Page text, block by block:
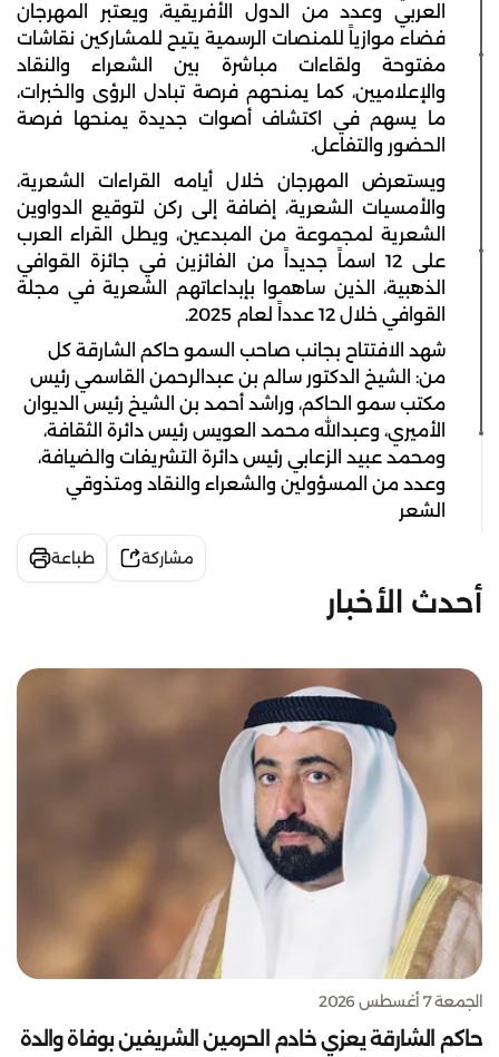
العربي وعدد من الدول الأفريقية، ويعتبر المهرجان
فضاء موازياً للمنصات الرسمية يتيح للمشاركين نقاشات
مفتوحة ولقاءات مباشرة بين الشعراء والنقاد
والإعلاميين، كما يمنحهم فرصة تبادل الرؤى والخبرات،
ما يسهم في اكتشاف أصوات جديدة يمنحها فرصة
الحضور والتفاعل.
ويستعرض المهرجان خلال أيامه القراءات الشعرية،
والأمسيات الشعرية، إضافة إلى ركن لتوقيع الدواوين
الشعرية لمجموعة من المبدعين، ويطل القراء العرب
على 12 اسماً جديداً من الفائزين في جائزة القوافي
الذهبية، الذين ساهموا بإبداعاتهم الشعرية في مجلة
القوافي خلال 12 عدداً لعام 2025.
شهد الافتتاح بجانب صاحب السمو حاكم الشارقة كل
من: الشيخ الدكتور سالم بن عبدالرحمن القاسمي رئيس
مكتب سمو الحاكم، وراشد أحمد بن الشيخ رئيس الديوان
الأميري، وعبدالله محمد العويس رئيس دائرة الثقافة،
ومحمد عبيد الزعابي رئيس دائرة التشريفات والضيافة،
وعدد من المسؤولين والشعراء والنقاد ومتذوقي
الشعر
مشاركة طباعة
أحدث الأخبار
الجمعة 7 أغسطس 2026
حاكم الشارقة يعزي خادم الحرمين الشريفين بوفاة والدة